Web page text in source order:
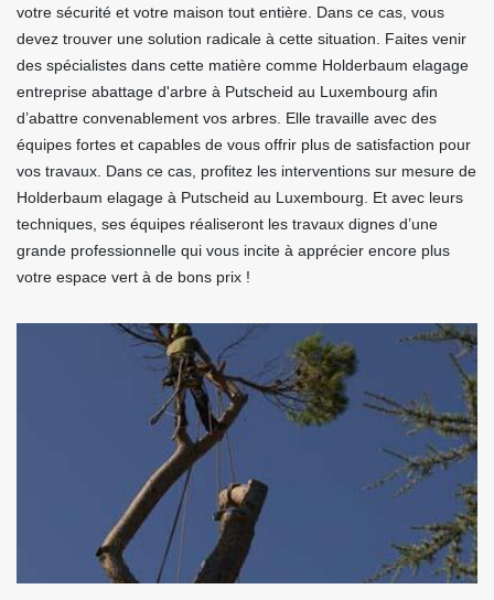
votre sécurité et votre maison tout entière. Dans ce cas, vous
devez trouver une solution radicale à cette situation. Faites venir
des spécialistes dans cette matière comme Holderbaum elagage
entreprise abattage d'arbre à Putscheid au Luxembourg afin
d’abattre convenablement vos arbres. Elle travaille avec des
équipes fortes et capables de vous offrir plus de satisfaction pour
vos travaux. Dans ce cas, profitez les interventions sur mesure de
Holderbaum elagage à Putscheid au Luxembourg. Et avec leurs
techniques, ses équipes réaliseront les travaux dignes d’une
grande professionnelle qui vous incite à apprécier encore plus
votre espace vert à de bons prix !